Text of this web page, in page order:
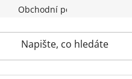
Obchodní podmínky